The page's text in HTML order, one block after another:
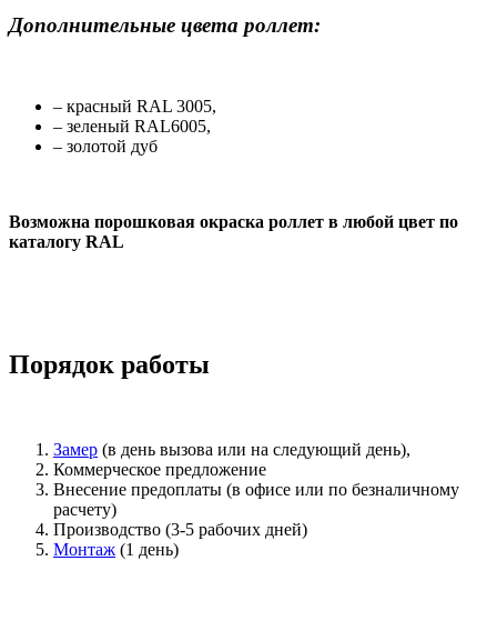
Дополнительные цвета роллет:
– красный RAL 3005,
– зеленый RAL6005,
– золотой дуб
Возможна порошковая окраска роллет в любой цвет по
каталогу RAL
Порядок работы
Замер (в день вызова или на следующий день),
Коммерческое предложение
Внесение предоплаты (в офисе или по безналичному
расчету)
Производство (3-5 рабочих дней)
Монтаж (1 день)